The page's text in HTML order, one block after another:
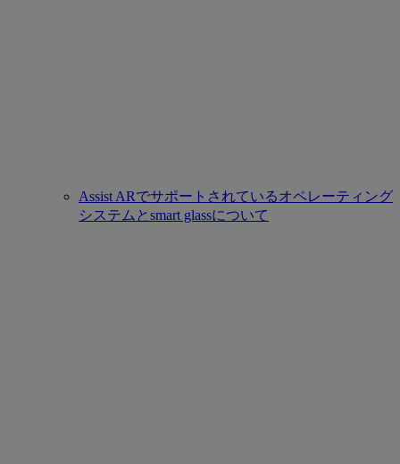
Assist ARでサポートされているオペレーティング
システムとsmart glassについて